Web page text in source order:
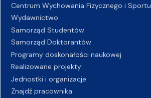
Centrum Wychowania Fizycznego i Sportu
Wydawnictwo
Samorząd Studentów
Samorząd Doktorantów
Programy doskonałości naukowej
Realizowane projekty
Jednostki i organizacje
Znajdź pracownika